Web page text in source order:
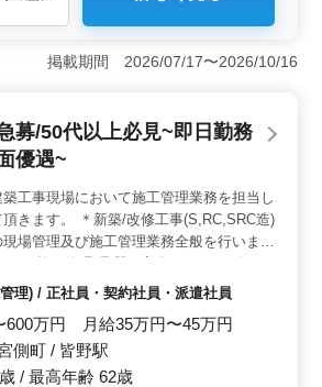
人業務＞ さいたま市西部の建築工事
選定や発注業務、工事現場での職人
。予算管理や事務処理も含まれ、
コンスキルが必要です。現場経験が2
めています。 ＜勤務条件と環境
・派遣社員として勤務し、大宮駅
です。変形勤務で、1年ごとの就業時
休憩時間もしっかり確保されてお
費支給されます。（上限あり） ＜
項＞ 新築・改修工事およびアパート
業務を手掛ける企業です。建築工事
場経験を活かして業務を行うポジシ
掲載期間 2026/07/17〜2026/10/16
募/50代以上必見~即日勤務
優遇~
築工事現場において施工管理業務を担当し
頂きます。 ＊新築/改修工事(S,RC,SRC造)
現場管理及び施工管理業務全般を行いま
作成(確認書類、竣工書類等) ・見積書作
引先(施主、設計事務所等)との打ち合わ
外注業者への発注などの業務 ・職人手
、協力業者打ち合わせ等 ・その他建築工
理) / 正社員・契約社員・派遣社員
600万円 月給35万円〜45万円
側町 / 皆野駅
/ 最高年齢 62歳